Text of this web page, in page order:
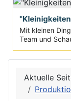
Mit kleinen
Team und
Aktuelle